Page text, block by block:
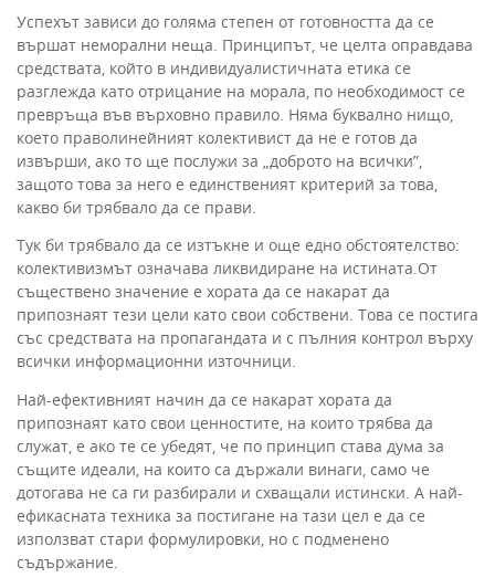
Успехът зависи до голяма степен от готовността да се
вършат неморални неща. Принципът, че целта оправдава
средствата, който в индивидуалистичната етика се
разглежда като отрицание на морала, по необходимост се
превръща във върховно правило. Няма буквално нищо,
което праволинейният колективист да не е готов да
извърши, ако то ще послужи за „доброто на всички”,
защото това за него е единственият критерий за това,
какво би трябвало да се прави.
Тук би трябвало да се изтъкне и още едно обстоятелство:
колективизмът означава ликвидиране на истината.От
съществено значение е хората да се накарат да
припознаят тези цели като свои собствени. Това се постига
със средствата на пропагандата и с пълния контрол върху
всички информационни източници.
Най-ефективният начин да се накарат хората да
припознаят като свои ценностите, на които трябва да
служат, е ако те се убедят, че по принцип става дума за
същите идеали, на които са държали винаги, само че
дотогава не са ги разбирали и схващали истински. А най-
ефикасната техника за постигане на тази цел е да се
използват стари формулировки, но с подменено
съдържание.